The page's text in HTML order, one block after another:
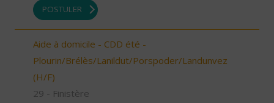
POSTULER
Aide à domicile - CDD été -
Plourin/Brélès/Lanildut/Porspoder/Landunvez
(H/F)
29 - Finistère